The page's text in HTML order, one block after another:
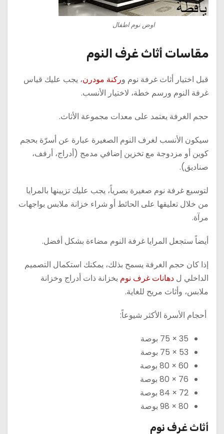
اوض نوم اطفال
مقاسات أثاث غرف النوم
قبل اختيار أثاث غرفة نوم وركنة مودرن، يجب عليك قياس
غرفة النوم ورسم خطة، لاختيار الأنسب.
حجم الغرفة يعتمد على معدات مجموعة الأثاث.
سيكون الأنسب لغرف النوم الصغيرة عبارة عن أسرّة بحجم
كوين أو مزدوجة مع تخزين إضافي مدمج (أدراج، أرفف،
صناديق).
لتوسيع غرفة نوم صغيرة بصرياً، يجب عليك تزيينها بالمرايا
من خلال تعليقها على الحائط أو شراء خزانة ملابس بواجهات
مرآة.
أيضاً ستجعل المرايا غرفة النوم مضاءة بشكل أفضل.
إذا كان حجم الغرفة يسمح بذلك، يمكنك استكمال التصميم
الداخلي ل دهانات غرف نوم بخزانة ذات أدراج وخزانة
ملابس، وأثاث مريح للغاية.
أحجام الأسرة الأكثر شيوعاً:
35 × 75 بوصة
53 × 75 بوصة
60 × 80 بوصة
76 × 80 بوصة
72 × 84 بوصة
80 × 98 بوصة
أثاث غرف نوم